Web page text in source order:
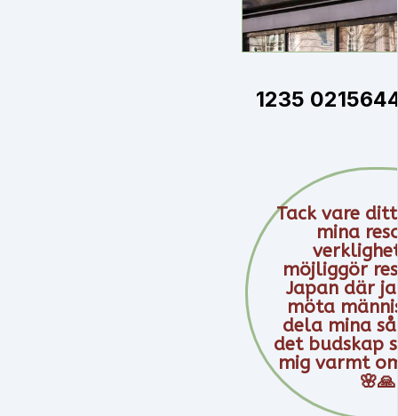
1235
Tack vare
mina
möjliggör
Japan där
möta
dela mina
det budskap
mig varmt
🌸🙏